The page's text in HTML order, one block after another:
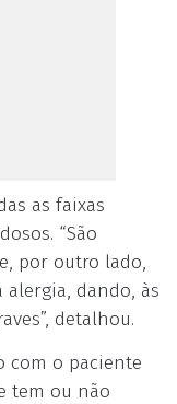
as faixas
“São
por outro lado,
alergia, dando, às
detalhou.
com o paciente
tem ou não